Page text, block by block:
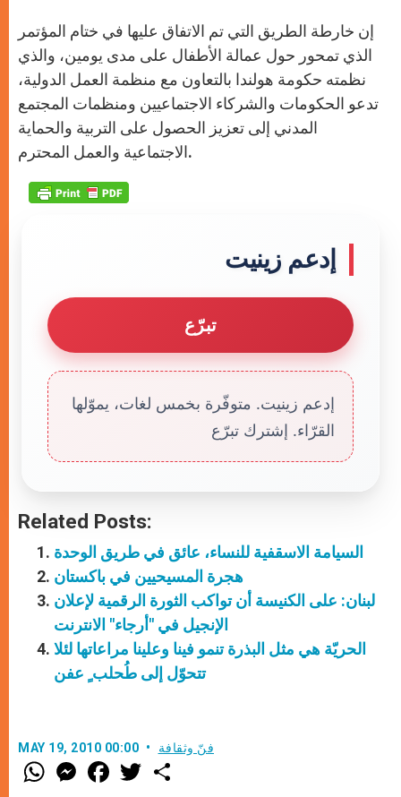
إن خارطة الطريق التي تم الاتفاق عليها في ختام المؤتمر
الذي تمحور حول عمالة الأطفال على مدى يومين، والذي
نظمته حكومة هولندا بالتعاون مع منظمة العمل الدولية،
تدعو الحكومات والشركاء الاجتماعيين ومنظمات المجتمع
المدني إلى تعزيز الحصول على التربية والحماية
الاجتماعية والعمل المحترم.
إدعم زينيت
تبرّع
إدعم زينيت. متوفّرة بخمس لغات، يموّلها
القرّاء. إشترك تبرّع
Related Posts:
السيامة الاسقفية للنساء، عائق في طريق الوحدة
هجرة المسيحيين في باكستان
لبنان: على الكنيسة أن تواكب الثورة الرقمية لإعلان
الإنجيل في "أرجاء" الانترنت
الحريّة هي مثل البذرة تنمو فينا وعلينا مراعاتها لئلا
تتحوّل إلى طُحلب ٍ عفن
MAY 19, 2010 00:00 فنّ وثقافة
W
h
M
e
F
a w